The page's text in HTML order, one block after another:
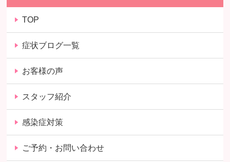
TOP
症状ブログ一覧
お客様の声
スタッフ紹介
感染症対策
ご予約・お問い合わせ